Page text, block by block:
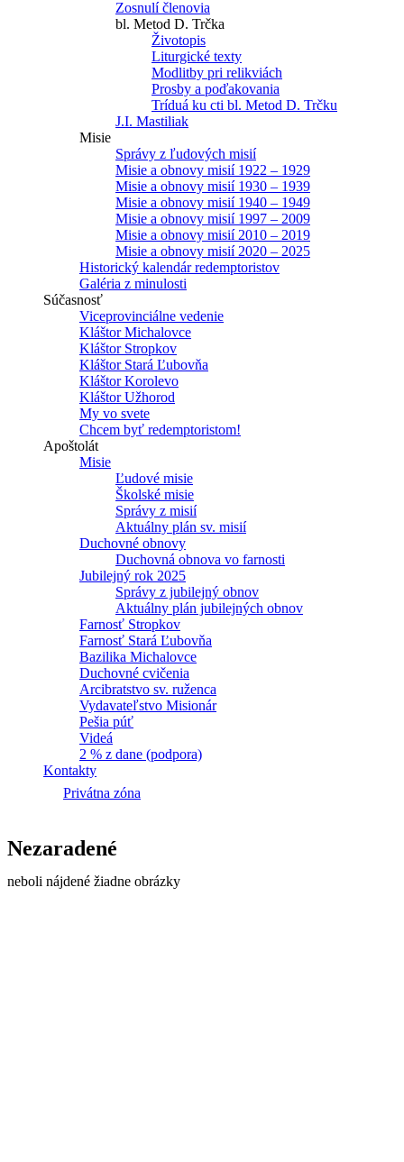
Zosnulí členovia
bl. Metod D. Trčka
Životopis
Liturgické texty
Modlitby pri relikviách
Prosby a poďakovania
Tríduá ku cti bl. Metod D. Trčku
J.I. Mastiliak
Misie
Správy z ľudových misií
Misie a obnovy misií 1922 – 1929
Misie a obnovy misií 1930 – 1939
Misie a obnovy misií 1940 – 1949
Misie a obnovy misií 1997 – 2009
Misie a obnovy misií 2010 – 2019
Misie a obnovy misií 2020 – 2025
Historický kalendár redemptoristov
Galéria z minulosti
Súčasnosť
Viceprovinciálne vedenie
Kláštor Michalovce
Kláštor Stropkov
Kláštor Stará Ľubovňa
Kláštor Korolevo
Kláštor Užhorod
My vo svete
Chcem byť redemptoristom!
Apoštolát
Misie
Ľudové misie
Školské misie
Správy z misií
Aktuálny plán sv. misií
Duchovné obnovy
Duchovná obnova vo farnosti
Jubilejný rok 2025
Správy z jubilejný obnov
Aktuálny plán jubilejných obnov
Farnosť Stropkov
Farnosť Stará Ľubovňa
Bazilika Michalovce
Duchovné cvičenia
Arcibratstvo sv. ruženca
Vydavateľstvo Misionár
Pešia púť
Videá
2 % z dane (podpora)
Kontakty
Privátna zóna
Nezaradené
neboli nájdené žiadne obrázky